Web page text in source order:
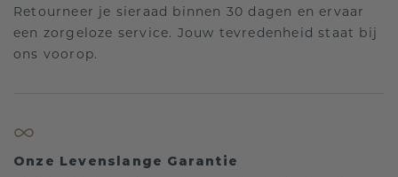
Retourneer je sieraad binnen 30 dagen en ervaar
een zorgeloze service. Jouw tevredenheid staat bij
ons voorop.
Onze Levenslange Garantie